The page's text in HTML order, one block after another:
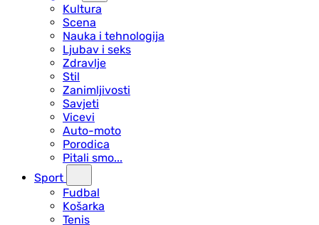
Kultura
Scena
Nauka i tehnologija
Ljubav i seks
Zdravlje
Stil
Zanimljivosti
Savjeti
Vicevi
Auto-moto
Porodica
Pitali smo...
Sport
Fudbal
Košarka
Tenis